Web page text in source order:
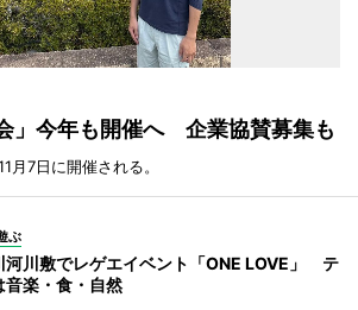
」今年も開催へ 企業協賛募集も
月7日に開催される。
ぶ
河川敷でレゲエイベント「ONE LOVE」 テ
音楽・食・自然